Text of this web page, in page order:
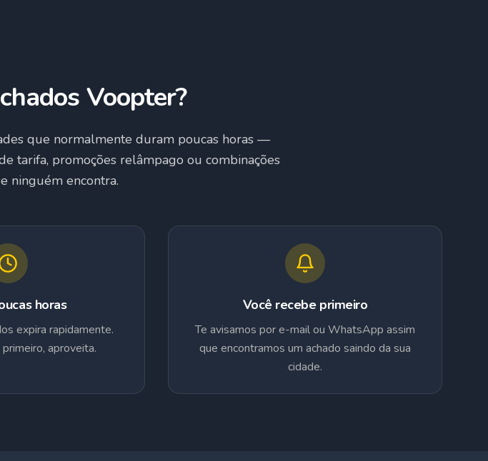
Voopter?
que normalmente duram poucas horas —
tarifa, promoções relâmpago ou combinações
ninguém encontra.
horas
expira rapidamente.
aproveita.
Você recebe primeiro
Te avisamos por e-mail ou WhatsApp assim
que encontramos um achado saindo da sua
cidade.